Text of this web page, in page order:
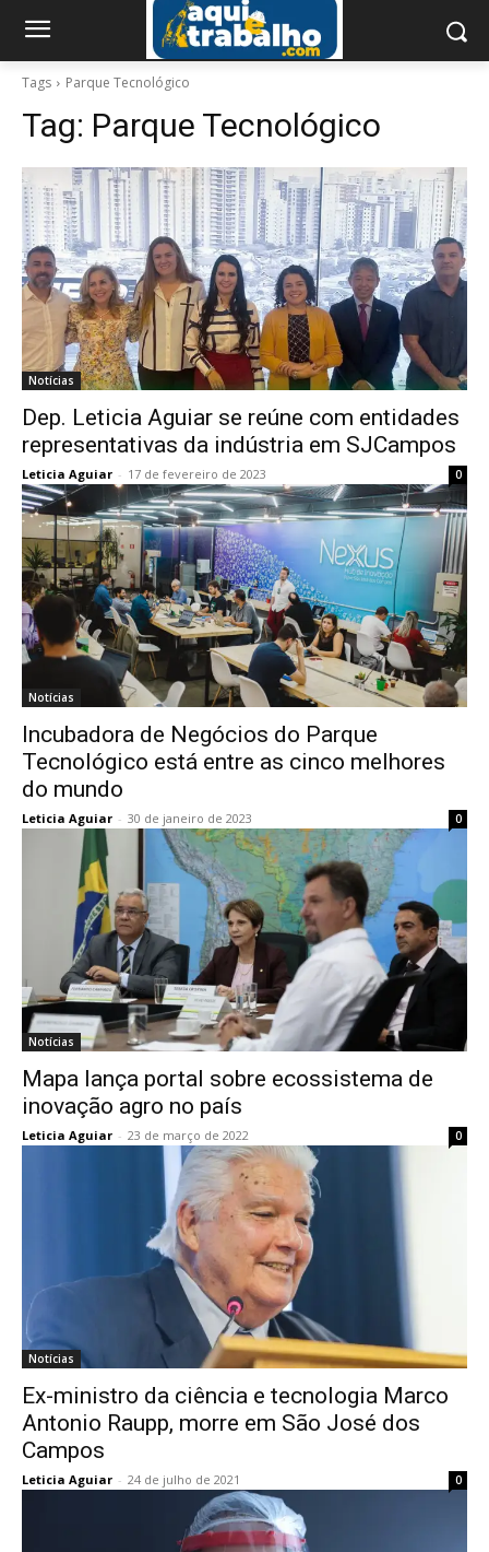
Tags Parque Tecnológico
Tag: Parque Tecnológico
Notícias
Dep. Leticia Aguiar se reúne com entidades
representativas da indústria em SJCampos
Leticia Aguiar - 17 de fevereiro de 2023 0
Notícias
Incubadora de Negócios do Parque
Tecnológico está entre as cinco melhores
do mundo
Leticia Aguiar - 30 de janeiro de 2023 0
Notícias
Mapa lança portal sobre ecossistema de
inovação agro no país
Leticia Aguiar - 23 de março de 2022 0
Notícias
Ex-ministro da ciência e tecnologia Marco
Antonio Raupp, morre em São José dos
Campos
Leticia Aguiar - 24 de julho de 2021 0